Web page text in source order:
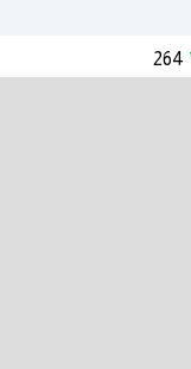
264